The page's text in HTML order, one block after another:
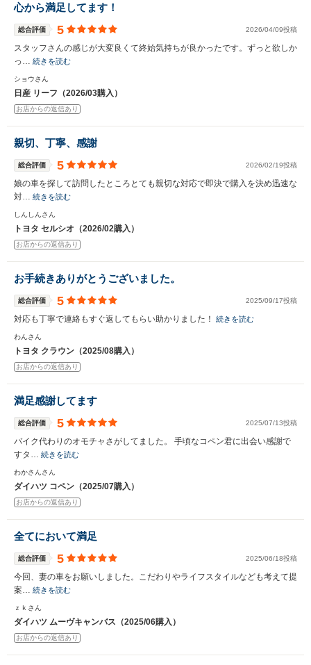
心から満足してます！
総合評価 5 2026/04/09投稿
スタッフさんの感じが大変良くて終始気持ちが良かったです。ずっと欲しか
っ… 続きを読む
ショウさん
日産 リーフ（2026/03購入）
お店からの返信あり
親切、丁寧、感謝
総合評価 5 2026/02/19投稿
娘の車を探して訪問したところとても親切な対応で即決で購入を決め迅速な
対… 続きを読む
しんしんさん
トヨタ セルシオ（2026/02購入）
お店からの返信あり
お手続きありがとうございました。
総合評価 5 2025/09/17投稿
対応も丁寧で連絡もすぐ返してもらい助かりました！ 続きを読む
わんさん
トヨタ クラウン（2025/08購入）
お店からの返信あり
満足感謝してます
総合評価 5 2025/07/13投稿
バイク代わりのオモチャさがしてました。 手頃なコペン君に出会い感謝で
すタ… 続きを読む
わかさんさん
ダイハツ コペン（2025/07購入）
お店からの返信あり
全てにおいて満足
総合評価 5 2025/06/18投稿
今回、妻の車をお願いしました。こだわりやライフスタイルなども考えて提
案… 続きを読む
ｚｋさん
ダイハツ ムーヴキャンバス（2025/06購入）
お店からの返信あり